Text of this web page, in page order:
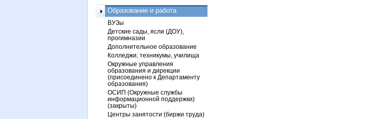
Образование и работа
ВУЗы
Детские сады, ясли (ДОУ),
прогимназии
Дополнительное образование
Колледжи, техникумы, училища
Окружные управления
образования и дирекции
(присоединено к Департаменту
образования)
ОСИП (Окружные службы
информационной поддержки)
(закрыты)
Центры занятости (биржи труда)